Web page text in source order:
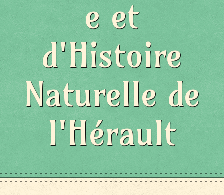
e et
d'Histoire
Naturelle de
l'Hérault